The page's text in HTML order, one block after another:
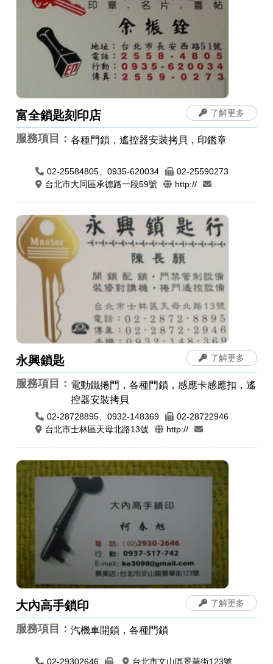
富全鎖匙刻印店
服務項目：各種門鎖，遙控器安裝拷貝，印鑑章
02-25584805、0935-620034
02-25590273
台北市大同區承德路一段59號
http://
了解更多
永興鎖匙
服務項目： 電動鐵捲門，各種門鎖，感應卡感應扣，遙
控器安裝拷貝
02-28728895、0932-148369
02-28722946
台北市士林區天母北路13號
http://
了解更多
大內高手鎖印
服務項目：汽機車開鎖，各種門鎖
02-29302646
台北市文山區景華街123號
了解更多